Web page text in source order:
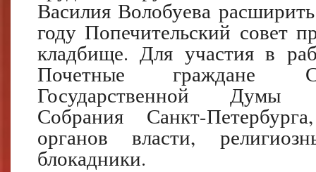
Василия Волобуева
году Попечительский совет
кладбище. Для участия в
Почетные граждане
Государственной
Собрания Санкт-
органов власти,
блокадники.